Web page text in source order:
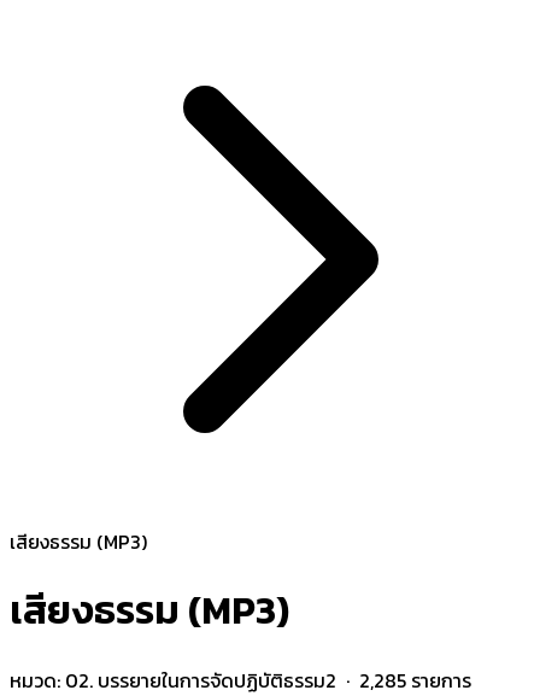
เสียงธรรม (MP3)
เสียงธรรม (MP3)
หมวด: 02. บรรยายในการจัดปฏิบัติธรรม2 · 2,285 รายการ